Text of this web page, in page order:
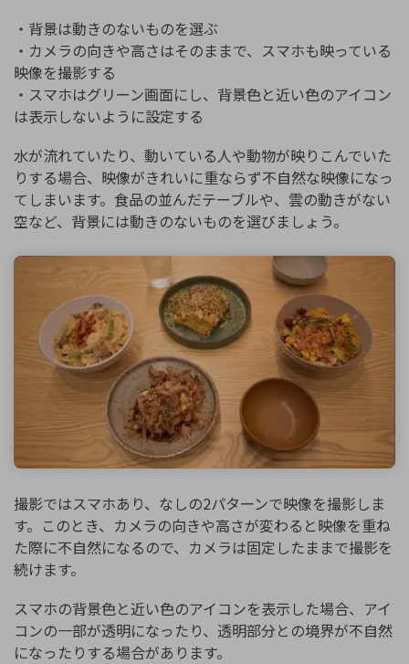
・背景は動きのないものを選ぶ
・カメラの向きや高さはそのままで、スマホも映っている
映像を撮影する
・スマホはグリーン画面にし、背景色と近い色のアイコン
は表示しないように設定する
水が流れていたり、動いている人や動物が映りこんでいた
りする場合、映像がきれいに重ならず不自然な映像になっ
てしまいます。食品の並んだテーブルや、雲の動きがない
空など、背景には動きのないものを選びましょう。
撮影ではスマホあり、なしの2パターンで映像を撮影しま
す。このとき、カメラの向きや高さが変わると映像を重ね
た際に不自然になるので、カメラは固定したままで撮影を
続けます。
スマホの背景色と近い色のアイコンを表示した場合、アイ
コンの一部が透明になったり、透明部分との境界が不自然
になったりする場合があります。